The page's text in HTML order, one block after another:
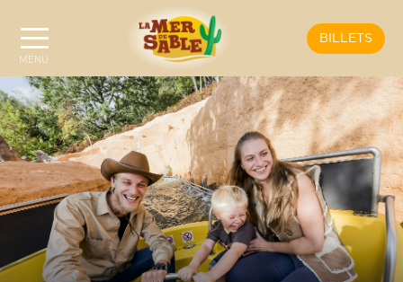
BILLETS